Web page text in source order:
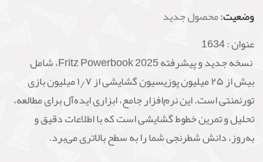
وضعیت:محصول جدید
عنوان :1634
نسخه جدید و پیشرفته Fritz Powerbook 2025، شامل
بیش از ۲۵ میلیون پوزیسیون گشایشی از ۱٫۷ میلیون بازی
تورنمنتی است. این نرم‌افزار جامع، ابزاری ایده‌آل برای مطالعه،
تحلیل و تمرین خطوط گشایشی است که با اطلاعات دقیق و
به‌روز، دانش شطرنجی شما را به سطح بالاتری می‌برد.